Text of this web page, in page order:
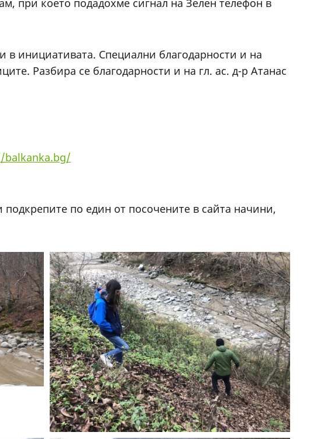
при което подадохме сигнал на Зелен телефон в
инициативата. Специални благодарности и на
Разбира се благодарности и на гл. ас. д-р Атанас
по един от посочените в сайта начини,